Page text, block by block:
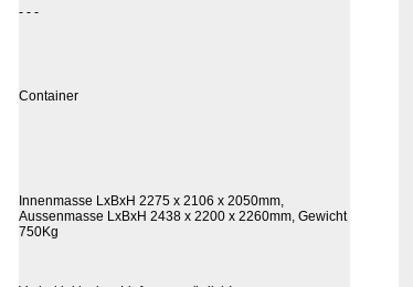
- - -
Container
Innenmasse LxBxH 2275 x 2106 x 2050mm,
Aussenmasse LxBxH 2438 x 2200 x 2260mm, Gewicht
750Kg